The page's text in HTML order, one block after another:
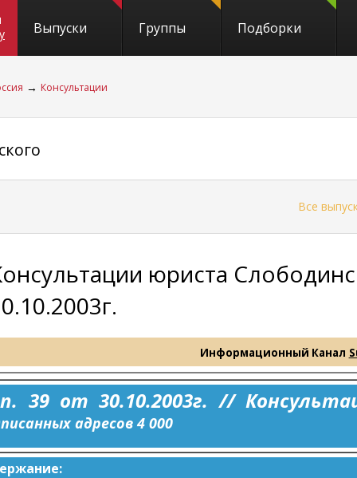
Выпуски Группы Подборки
→ Консультации
Все
юриста
Информационный Канал
39 от 30.10.2003г. //
адресов 4 000